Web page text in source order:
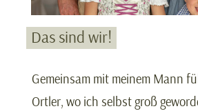
Das sind wir!
Gemeinsam mit meinem Mann
Ortler, wo ich selbst groß